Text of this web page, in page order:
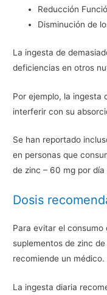
Reducción
Disminución de
La ingesta de
deficiencias en otros
Por ejemplo, la ingesta
interferir con su
Se han reportado
en personas que
de zinc – 60 mg por
Dosis
Para evitar el consumo
suplementos de zinc
recomiende un médico.
La ingesta diaria